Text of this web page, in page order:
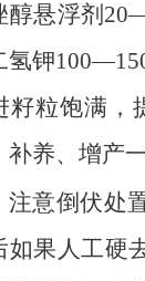
醇悬浮剂
氢钾
籽粒饱满，
补养、增产
注意倒伏处
如果人工硬